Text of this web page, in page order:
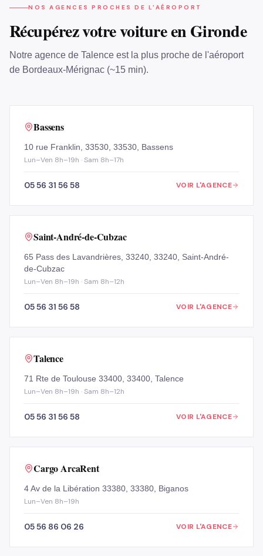
NOS AGENCES PROCHES DE L'AÉROPORT
Récupérez votre voiture en Gironde
Notre agence de Talence est la plus proche de l'aéroport
de Bordeaux-Mérignac (~15 min).
Bassens
10 rue Franklin, 33530, 33530, Bassens
Lun–Ven 8h–19h · Sam 8h–17h
05 56 31 56 58 VOIR L'AGENCE
Saint-André-de-Cubzac
65 Pass des Lavandrières, 33240, 33240, Saint-André-
de-Cubzac
Lun–Ven 8h–19h · Sam 8h–12h
05 56 31 56 58 VOIR L'AGENCE
Talence
71 Rte de Toulouse 33400, 33400, Talence
Lun–Ven 8h–19h · Sam 8h–12h
05 56 31 56 58 VOIR L'AGENCE
Cargo ArcaRent
4 Av de la Libération 33380, 33380, Biganos
Lun–Ven 8h–19h
05 56 86 06 26 VOIR L'AGENCE